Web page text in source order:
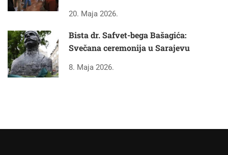
20. Maja 2026.
Bista dr. Safvet-bega Bašagića:
Svečana ceremonija u Sarajevu
8. Maja 2026.